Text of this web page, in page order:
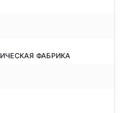
ФАБРИКА